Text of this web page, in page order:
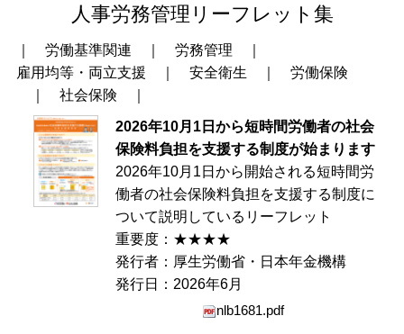
人事労務管理リーフレット集
労働基準関連 労務管理
雇用均等・両立支援
安全衛生
労働保険
社会保険
2026年10月1日から短時間労働者の社会
保険料負担を支援する制度が始まります
2026年10月1日から開始される短時間労
働者の社会保険料負担を支援する制度に
ついて説明しているリーフレット
重要度：★★★★
発行者：厚生労働省・日本年金機構
発行日：2026年6月
nlb1681.pdf